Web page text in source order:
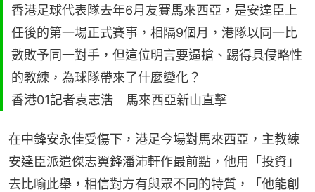
香港足球代表隊去年6月友賽馬來西亞，是安達臣上
任後的第一場正式賽事，相隔9個月，港隊以同一比
數敗予同一對手，但這位明言要逼搶、踢得具侵略性
的教練，為球隊帶來了什麼變化？
香港01記者袁志浩 馬來西亞新山直擊
在中鋒安永佳受傷下，港足今場對馬來西亞，主教練
安達臣派遣傑志翼鋒潘沛軒作最前點，他用「投資」
去比喻此舉，相信對方有與眾不同的特質，「他能創